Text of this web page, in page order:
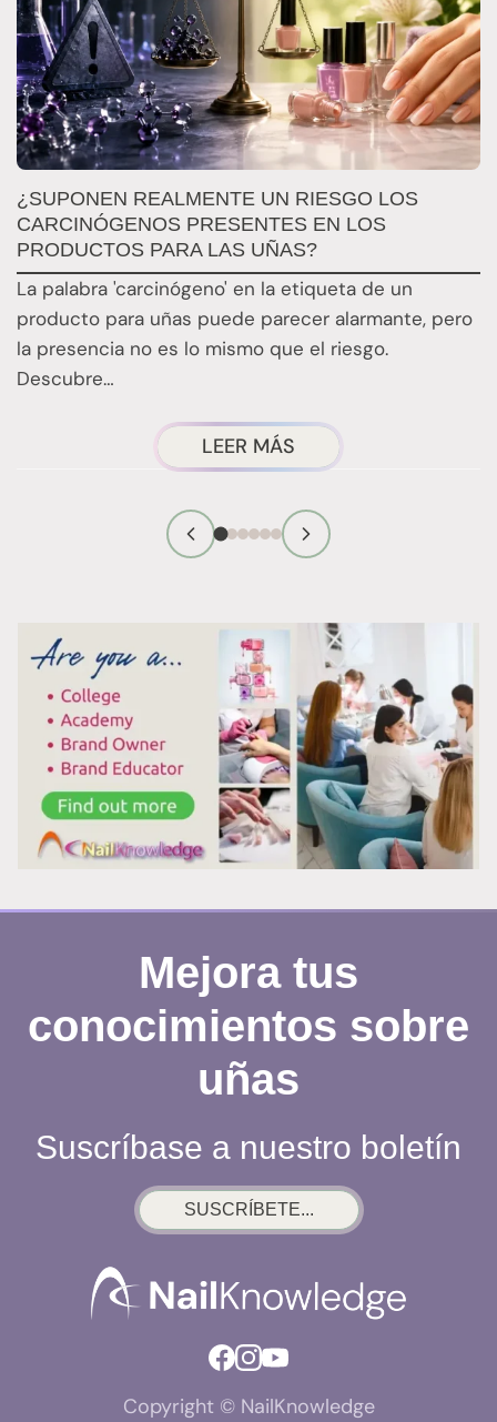
¿SUPONEN REALMENTE UN RIESGO LOS
CARCINÓGENOS PRESENTES EN LOS
PRODUCTOS PARA LAS UÑAS?
La palabra 'carcinógeno' en la etiqueta de un
producto para uñas puede parecer alarmante, pero
la presencia no es lo mismo que el riesgo.
Descubre…
LEER MÁS ¿SUPONEN
REALMENTE
UN
RIESGO
PARA
LAS
UÑAS
QUE
CONTIENEN
SUSTANCIAS
CANCERÍGENAS?
Mejora tus
conocimientos sobre
uñas
Suscríbase a nuestro boletín
SUSCRÍBETE...
Copyright © NailKnowledge